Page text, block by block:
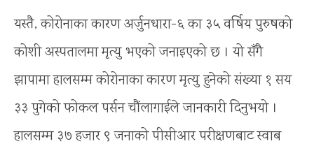
यस्तै, कोरोनाका कारण अर्जुनधारा-६ का ३५ वर्षिय पुरुषको
कोशी अस्पतालमा मृत्यु भएको जनाइएको छ । यो सँगै
झापामा हालसम्म कोरोनाका कारण मृत्यु हुनेको संख्या १ सय
३३ पुगेको फोकल पर्सन चौंलागाईले जानकारी दिनुभयो ।
हालसम्म ३७ हजार ९ जनाको पीसीआर परीक्षणबाट स्वाब